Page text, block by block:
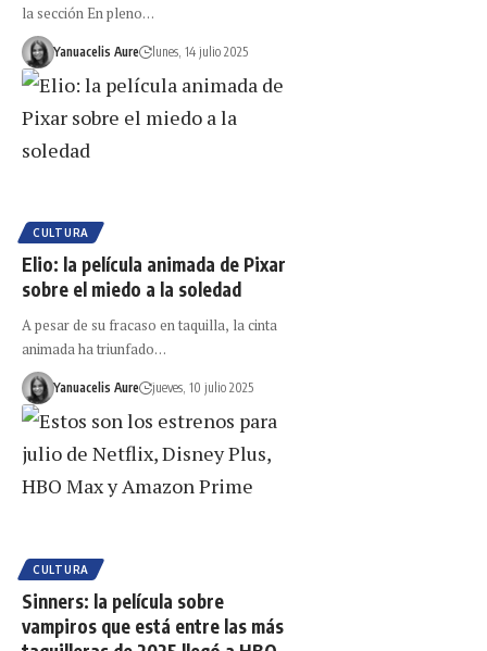
la sección En pleno…
Yanuacelis Aure lunes, 14 julio 2025
CULTURA
Elio: la película animada de Pixar
sobre el miedo a la soledad
A pesar de su fracaso en taquilla, la cinta
animada ha triunfado…
Yanuacelis Aure jueves, 10 julio 2025
CULTURA
Sinners: la película sobre
vampiros que está entre las más